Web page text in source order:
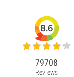
8.6
79708
Reviews